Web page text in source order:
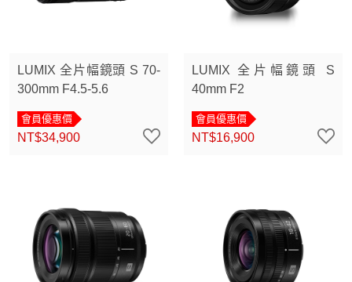
LUMIX 全片幅鏡頭 S 70-
300mm F4.5-5.6
會員優惠價
NT$34,900
LUMIX 全片幅鏡頭 S
40mm F2
會員優惠價
NT$16,900